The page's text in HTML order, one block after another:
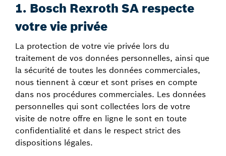
1. Bosch Rexroth SA respecte
votre vie privée
La protection de votre vie privée lors du
traitement de vos données personnelles, ainsi que
la sécurité de toutes les données commerciales,
nous tiennent à cœur et sont prises en compte
dans nos procédures commerciales. Les données
personnelles qui sont collectées lors de votre
visite de notre offre en ligne le sont en toute
confidentialité et dans le respect strict des
dispositions légales.